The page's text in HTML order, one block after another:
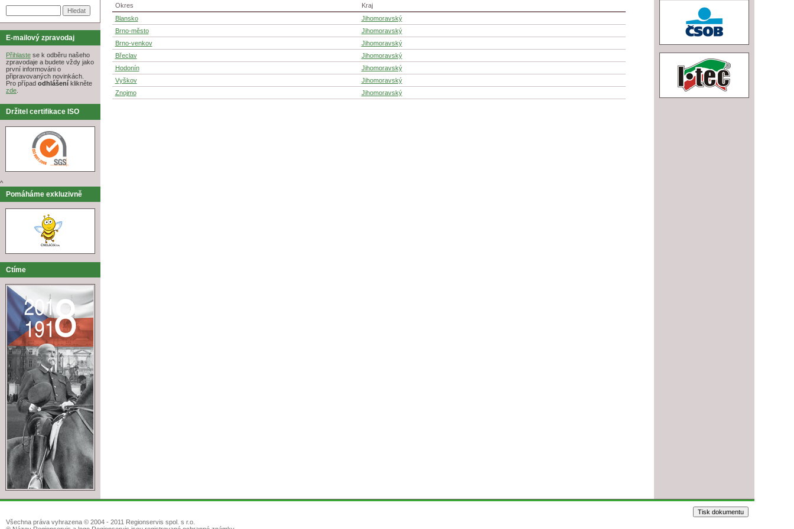
E-mailový zpravodaj
Přihlaste se k odběru našeho
zpravodaje a budete vždy jako
první informováni o
připravovaných novinkách.
Pro případ odhlášení klikněte
zde.
Držitel certifikace ISO
^
Pomáháme exkluzivně
Ctíme
Okres
Kraj
Blansko
Jihomoravský
Brno-město
Jihomoravský
Brno-venkov
Jihomoravský
Břeclav
Jihomoravský
Hodonín
Jihomoravský
Vyškov
Jihomoravský
Znojmo
Jihomoravský
Všechna práva vyhrazena © 2004 - 2011 Regionservis spol. s r.o.